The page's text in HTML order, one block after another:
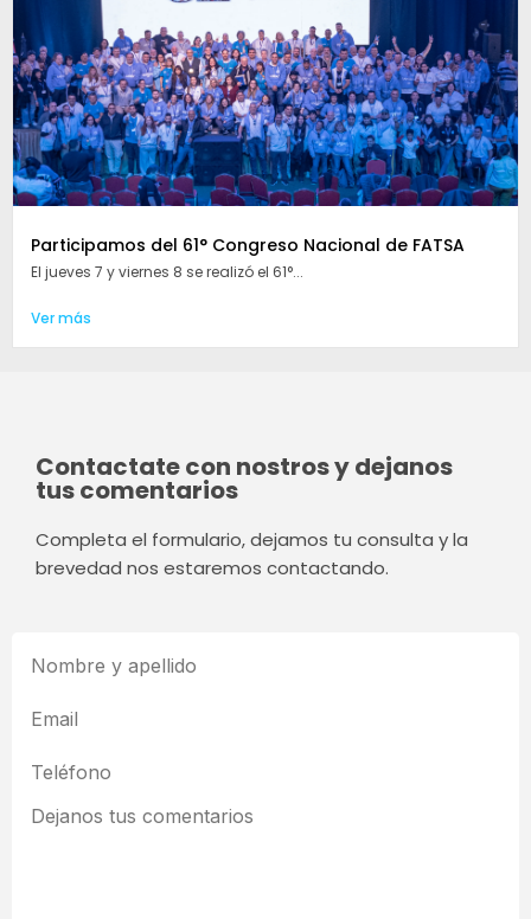
Participamos del 61° Congreso Nacional de FATSA
El jueves 7 y viernes 8 se realizó el 61°...
Ver más
Contactate con nostros y dejanos
tus comentarios
Completa el formulario, dejamos tu consulta y la
brevedad nos estaremos contactando.